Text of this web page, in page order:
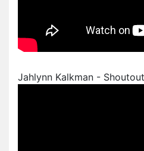
Jahlynn Kalkman -